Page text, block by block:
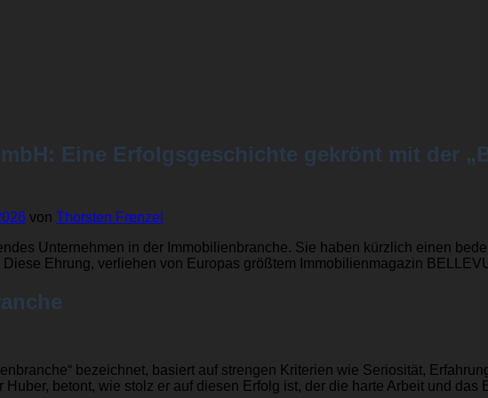
Eine Erfolgsgeschichte gekrönt mit der
von Thorsten Frenzel
Unternehmen in der Immobilienbranche. Sie haben kürzlich einen
Ehrung, verliehen von Europas größtem Immobilienmagazin
bezeichnet, basiert auf strengen Kriterien wie Seriosität,
betont, wie stolz er auf diesen Erfolg ist, der die harte Arbeit und